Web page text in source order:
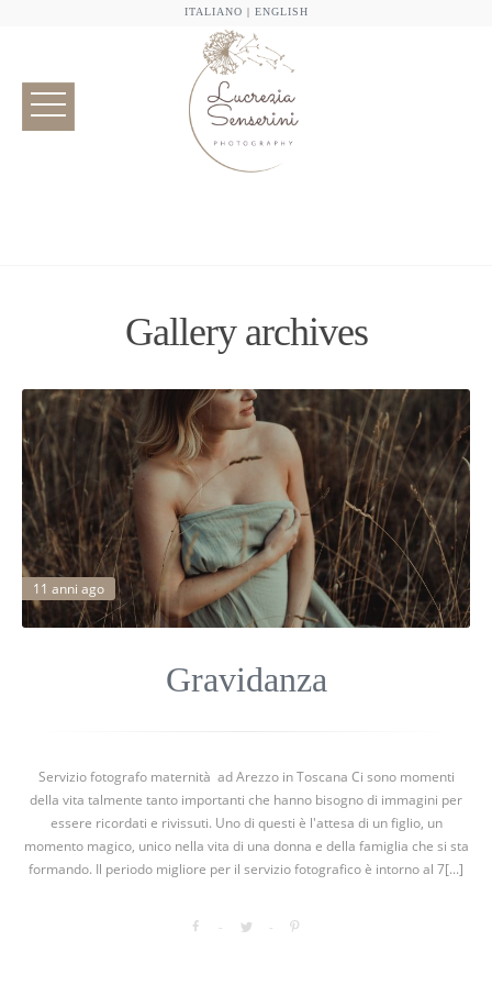
ITALIANO | ENGLISH
Gallery archives
11 anni ago
Gravidanza
Servizio fotografo maternità ad Arezzo in Toscana Ci sono momenti
della vita talmente tanto importanti che hanno bisogno di immagini per
essere ricordati e rivissuti. Uno di questi è l'attesa di un figlio, un
momento magico, unico nella vita di una donna e della famiglia che si sta
formando. Il periodo migliore per il servizio fotografico è intorno al 7[...]